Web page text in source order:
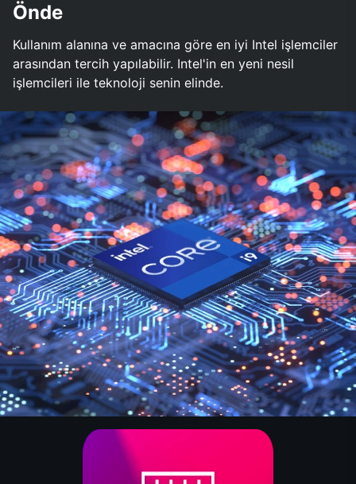
Önde
Kullanım alanına ve amacına göre en iyi Intel işlemciler
arasından tercih yapılabilir. Intel'in en yeni nesil
işlemcileri ile teknoloji senin elinde.